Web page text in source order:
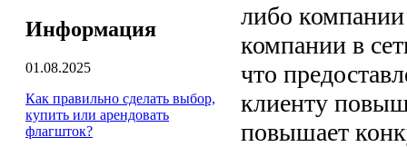
Информация
01.08.2025
Как правильно сделать выбор,
купить или арендовать
флагшток?
либо компании
компании в
что
клиенту
повышает